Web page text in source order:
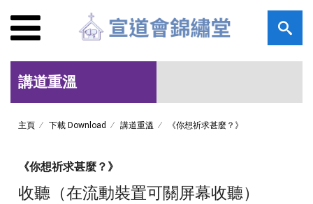
講道重溫
主頁 下載 Download 講道重溫 《你想祈求甚麼？》
《你想祈求甚麼？》
收聽（在流動裝置可關屏幕收聽）